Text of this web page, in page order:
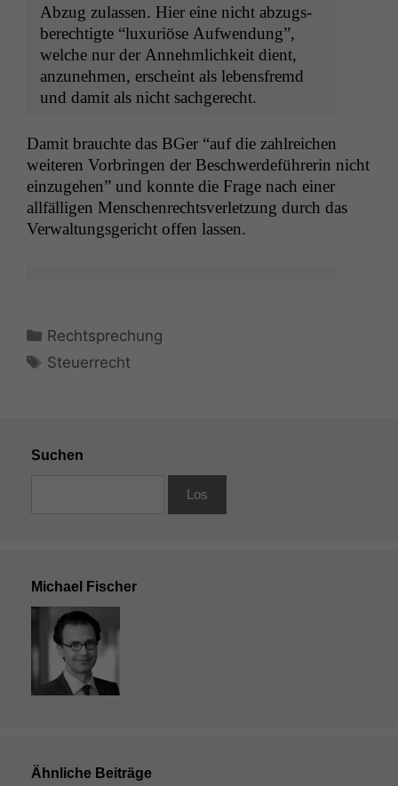
Abzug zulassen. Hier eine nicht abzugs­
berechtigte “lux­u­riöse Aufwen­dung”,
welche nur der Annehm­lichkeit dient,
anzunehmen, erscheint als lebens­fremd
und damit als nicht sachgerecht.
Damit brauchte das BGer “auf die zahlre­ichen
weit­eren Vor­brin­gen der Beschw­erde­führerin nicht
einzuge­hen” und kon­nte die Frage nach ein­er
allfäl­li­gen Men­schen­rechtsver­let­zung durch das
Ver­wal­tungs­gericht offen lassen.
Kategorien
Rechtsprechung
Schlagwörter
Steuerrecht
Suchen
Michael Fischer
Ähnliche Beiträge